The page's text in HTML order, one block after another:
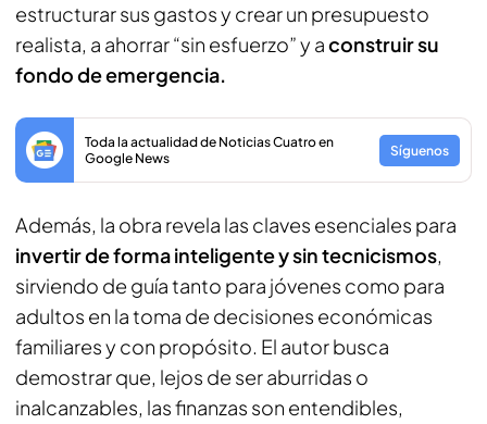
estructurar sus gastos y crear un presupuesto
realista, a ahorrar “sin esfuerzo” y aconstruir su
fondo de emergencia.
Toda la actualidad de Noticias Cuatro en
Google News
Síguenos
Además, la obra revela las claves esenciales para
invertir de forma inteligente y sin tecnicismos,
sirviendo de guía tanto para jóvenes como para
adultos en la toma de decisiones económicas
familiares y con propósito. El autor busca
demostrar que, lejos de ser aburridas o
inalcanzables, las finanzas son entendibles,